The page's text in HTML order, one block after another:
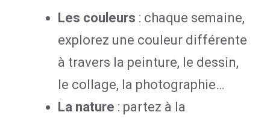
Les couleurs : chaque semaine,
explorez une couleur différente
à travers la peinture, le dessin,
le collage, la photographie…
La nature : partez à la